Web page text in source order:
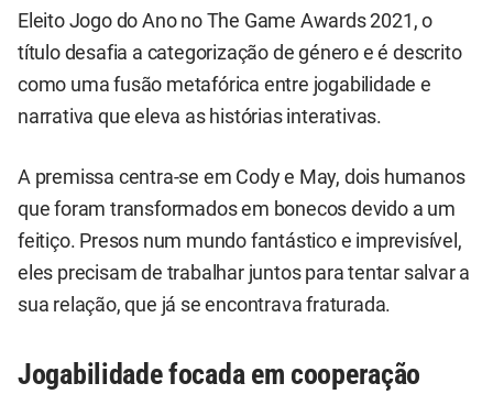
Eleito Jogo do Ano no The Game Awards 2021, o
título desafia a categorização de género e é descrito
como uma fusão metafórica entre jogabilidade e
narrativa que eleva as histórias interativas.
A premissa centra-se em Cody e May, dois humanos
que foram transformados em bonecos devido a um
feitiço. Presos num mundo fantástico e imprevisível,
eles precisam de trabalhar juntos para tentar salvar a
sua relação, que já se encontrava fraturada.
Jogabilidade focada em cooperação